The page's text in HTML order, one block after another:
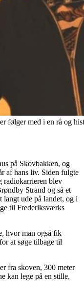
følger med i en rå og
på Skovbakken, og
af hans liv. Siden fulgte
radiokarrieren blev
Strand og så et
ude på landet, og i
til Frederiksværks
hvor man også fik
at søge tilbage til
fra skoven, 300 meter
kan lege på en stille,